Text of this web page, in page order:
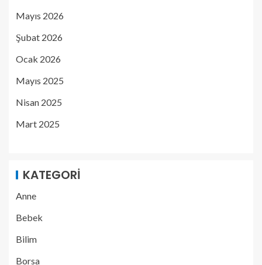
Mayıs 2026
Şubat 2026
Ocak 2026
Mayıs 2025
Nisan 2025
Mart 2025
KATEGORI
Anne
Bebek
Bilim
Borsa